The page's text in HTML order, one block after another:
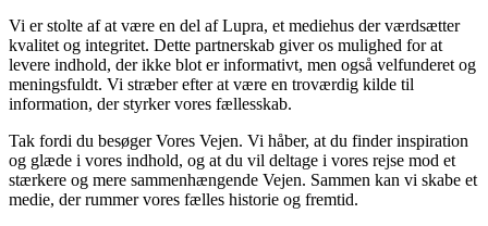
Vi er stolte af at være en del af Lupra, et mediehus der værdsætter
kvalitet og integritet. Dette partnerskab giver os mulighed for at
levere indhold, der ikke blot er informativt, men også velfunderet og
meningsfuldt. Vi stræber efter at være en troværdig kilde til
information, der styrker vores fællesskab.
Tak fordi du besøger Vores Vejen. Vi håber, at du finder inspiration
og glæde i vores indhold, og at du vil deltage i vores rejse mod et
stærkere og mere sammenhængende Vejen. Sammen kan vi skabe et
medie, der rummer vores fælles historie og fremtid.